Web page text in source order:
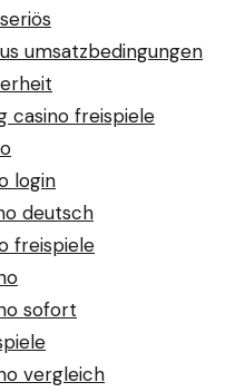
umsatzbedingungen
casino freispiele
login
deutsch
freispiele
sofort
vergleich